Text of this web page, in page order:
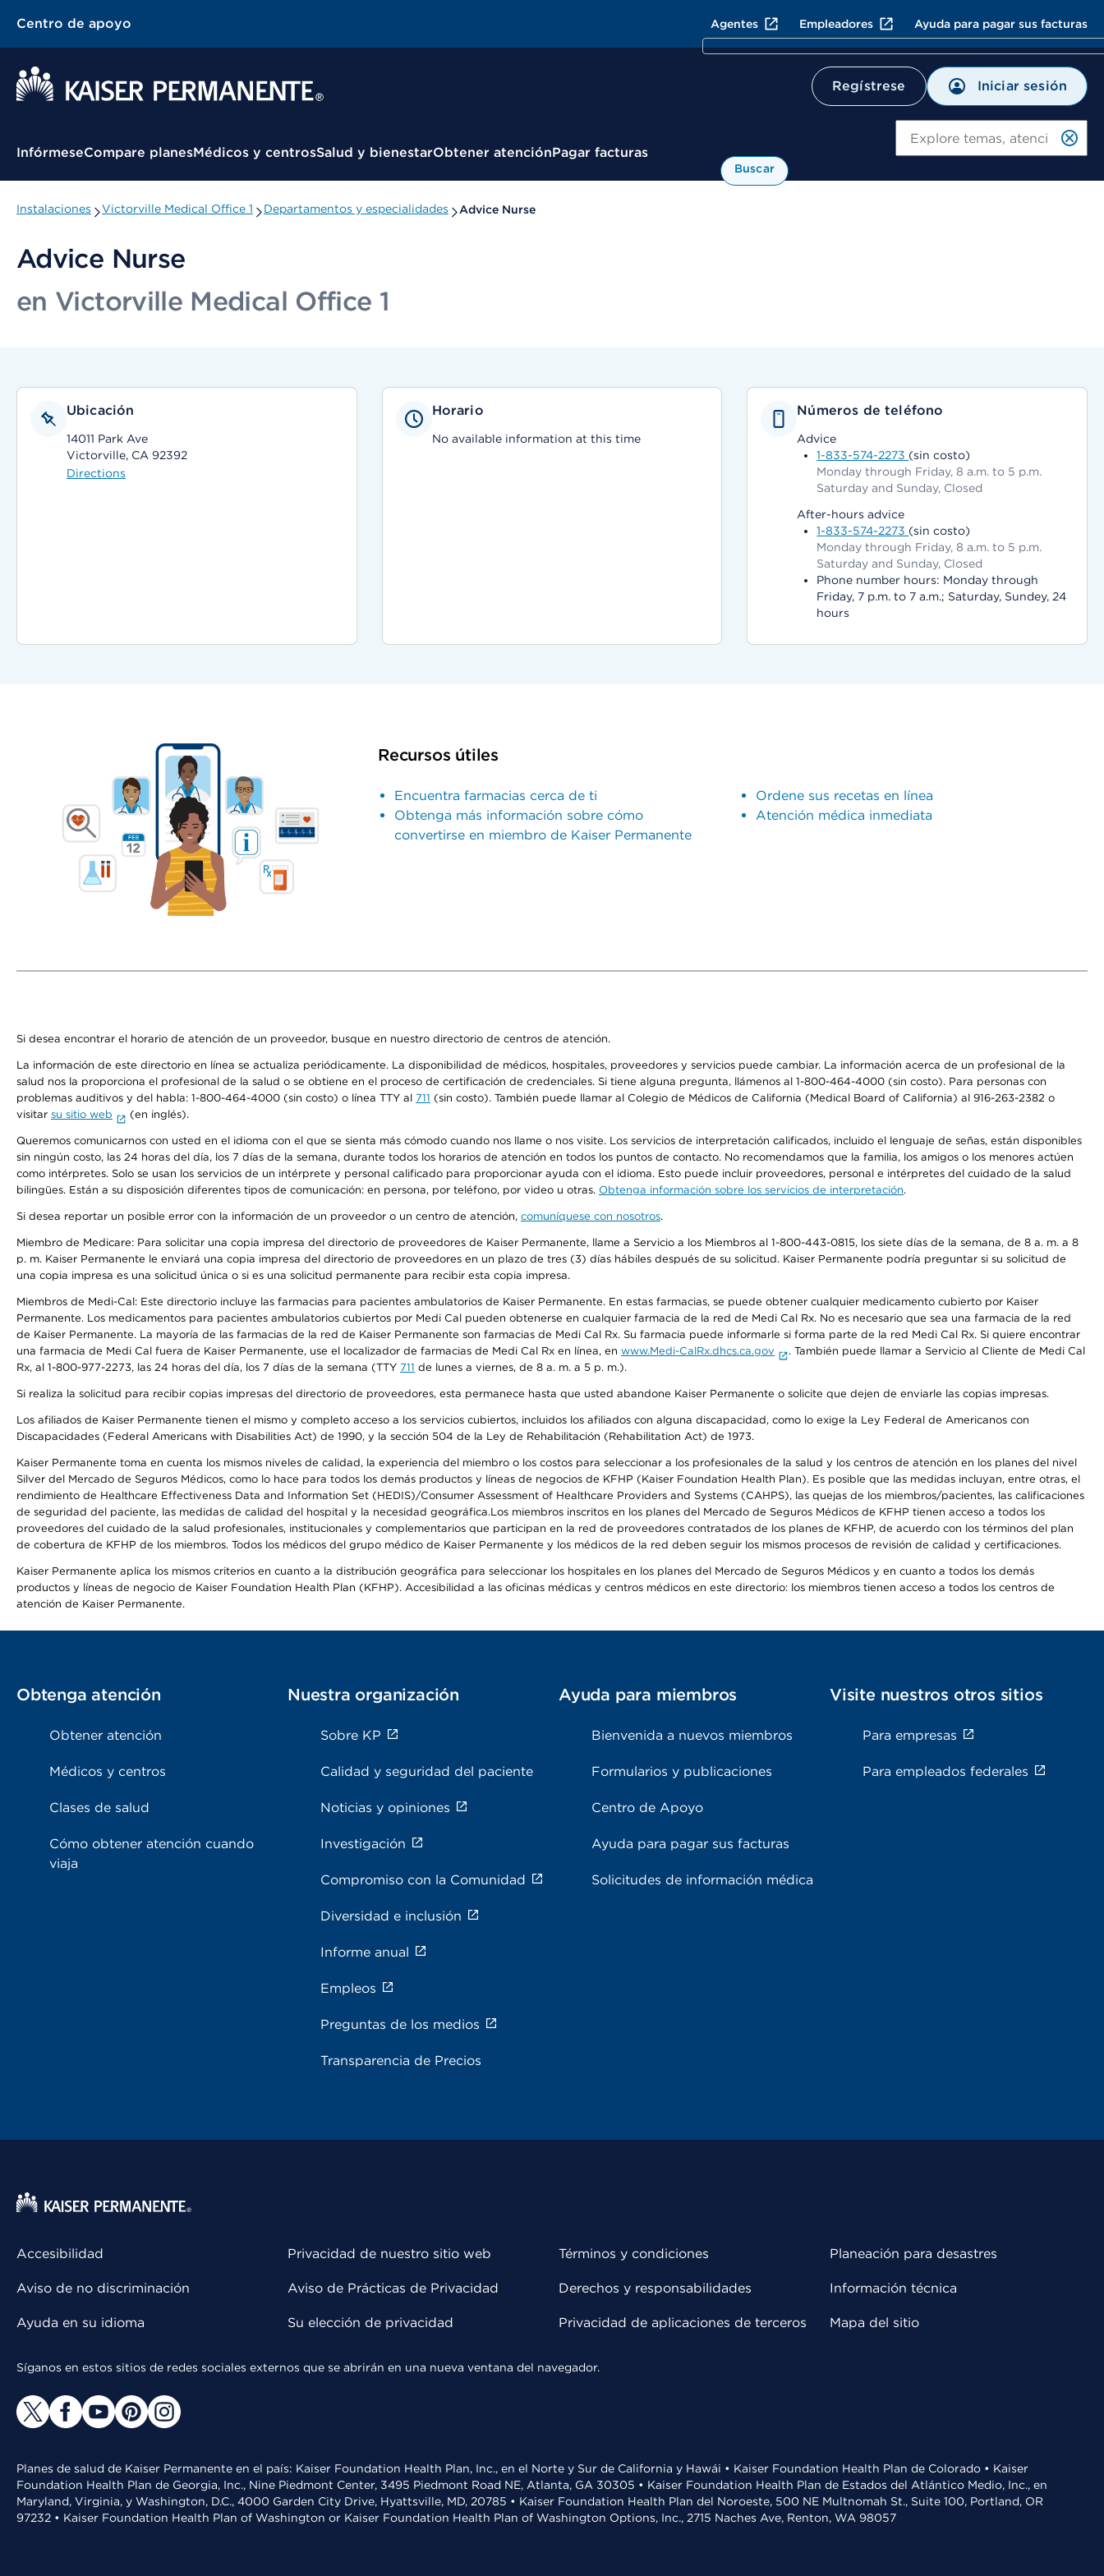
Centro de apoyo Agentes Empleadores Ayuda para pagar sus facturas
Regístrese Iniciar sesión
Menú contextual
InfórmeseCompare planesMédicos y centrosSalud y bienestarObtener atenciónPagar facturas
Buscar
Instalaciones Victorville Medical Office 1 Departamentos y especialidades Advice Nurse
Advice Nurse
en Victorville Medical Office 1
Ubicación
14011 Park Ave
Victorville, CA 92392
Directions
Horario
No available information at this time
Números de teléfono
Advice
1-833-574-2273 (sin costo)
Monday through Friday, 8 a.m. to 5 p.m.
Saturday and Sunday, Closed
After-hours advice
1-833-574-2273 (sin costo)
Monday through Friday, 8 a.m. to 5 p.m.
Saturday and Sunday, Closed
Phone number hours: Monday through
Friday, 7 p.m. to 7 a.m.; Saturday, Sundey, 24
hours
Recursos útiles
Encuentra farmacias cerca de ti
Obtenga más información sobre cómo
convertirse en miembro de Kaiser Permanente
Ordene sus recetas en línea
Atención médica inmediata
Si desea encontrar el horario de atención de un proveedor, busque en nuestro directorio de centros de atención.
La información de este directorio en línea se actualiza periódicamente. La disponibilidad de médicos, hospitales, proveedores y servicios puede cambiar. La información acerca de un profesional de la
salud nos la proporciona el profesional de la salud o se obtiene en el proceso de certificación de credenciales. Si tiene alguna pregunta, llámenos al 1-800-464-4000 (sin costo). Para personas con
problemas auditivos y del habla: 1-800-464-4000 (sin costo) o línea TTY al 711 (sin costo). También puede llamar al Colegio de Médicos de California (Medical Board of California) al 916-263-2382 o
visitar su sitio web (en inglés).
Queremos comunicarnos con usted en el idioma con el que se sienta más cómodo cuando nos llame o nos visite. Los servicios de interpretación calificados, incluido el lenguaje de señas, están disponibles
sin ningún costo, las 24 horas del día, los 7 días de la semana, durante todos los horarios de atención en todos los puntos de contacto. No recomendamos que la familia, los amigos o los menores actúen
como intérpretes. Solo se usan los servicios de un intérprete y personal calificado para proporcionar ayuda con el idioma. Esto puede incluir proveedores, personal e intérpretes del cuidado de la salud
bilingües. Están a su disposición diferentes tipos de comunicación: en persona, por teléfono, por video u otras. Obtenga información sobre los servicios de interpretación.
Si desea reportar un posible error con la información de un proveedor o un centro de atención, comuníquese con nosotros.
Miembro de Medicare: Para solicitar una copia impresa del directorio de proveedores de Kaiser Permanente, llame a Servicio a los Miembros al 1-800-443-0815, los siete días de la semana, de 8 a. m. a 8
p. m. Kaiser Permanente le enviará una copia impresa del directorio de proveedores en un plazo de tres (3) días hábiles después de su solicitud. Kaiser Permanente podría preguntar si su solicitud de
una copia impresa es una solicitud única o si es una solicitud permanente para recibir esta copia impresa.
Miembros de Medi-Cal: Este directorio incluye las farmacias para pacientes ambulatorios de Kaiser Permanente. En estas farmacias, se puede obtener cualquier medicamento cubierto por Kaiser
Permanente. Los medicamentos para pacientes ambulatorios cubiertos por Medi Cal pueden obtenerse en cualquier farmacia de la red de Medi Cal Rx. No es necesario que sea una farmacia de la red
de Kaiser Permanente. La mayoría de las farmacias de la red de Kaiser Permanente son farmacias de Medi Cal Rx. Su farmacia puede informarle si forma parte de la red Medi Cal Rx. Si quiere encontrar
una farmacia de Medi Cal fuera de Kaiser Permanente, use el localizador de farmacias de Medi Cal Rx en línea, en www.Medi-CalRx.dhcs.ca.gov
. También puede llamar a Servicio al Cliente de Medi Cal
Rx, al 1-800-977-2273, las 24 horas del día, los 7 días de la semana (TTY 711 de lunes a viernes, de 8 a. m. a 5 p. m.).
Si realiza la solicitud para recibir copias impresas del directorio de proveedores, esta permanece hasta que usted abandone Kaiser Permanente o solicite que dejen de enviarle las copias impresas.
Los afiliados de Kaiser Permanente tienen el mismo y completo acceso a los servicios cubiertos, incluidos los afiliados con alguna discapacidad, como lo exige la Ley Federal de Americanos con
Discapacidades (Federal Americans with Disabilities Act) de 1990, y la sección 504 de la Ley de Rehabilitación (Rehabilitation Act) de 1973.
Kaiser Permanente toma en cuenta los mismos niveles de calidad, la experiencia del miembro o los costos para seleccionar a los profesionales de la salud y los centros de atención en los planes del nivel
Silver del Mercado de Seguros Médicos, como lo hace para todos los demás productos y líneas de negocios de KFHP (Kaiser Foundation Health Plan). Es posible que las medidas incluyan, entre otras, el
rendimiento de Healthcare Effectiveness Data and Information Set (HEDIS)/Consumer Assessment of Healthcare Providers and Systems (CAHPS), las quejas de los miembros/pacientes, las calificaciones
de seguridad del paciente, las medidas de calidad del hospital y la necesidad geográfica.Los miembros inscritos en los planes del Mercado de Seguros Médicos de KFHP tienen acceso a todos los
proveedores del cuidado de la salud profesionales, institucionales y complementarios que participan en la red de proveedores contratados de los planes de KFHP, de acuerdo con los términos del plan
de cobertura de KFHP de los miembros. Todos los médicos del grupo médico de Kaiser Permanente y los médicos de la red deben seguir los mismos procesos de revisión de calidad y certificaciones.
Kaiser Permanente aplica los mismos criterios en cuanto a la distribución geográfica para seleccionar los hospitales en los planes del Mercado de Seguros Médicos y en cuanto a todos los demás
productos y líneas de negocio de Kaiser Foundation Health Plan (KFHP). Accesibilidad a las oficinas médicas y centros médicos en este directorio: los miembros tienen acceso a todos los centros de
atención de Kaiser Permanente.
Obtenga atención
Obtener atención
Médicos y centros
Clases de salud
Cómo obtener atención cuando
viaja
Nuestra organización
Sobre KP
Calidad y seguridad del paciente
Noticias y opiniones
Investigación
Compromiso con la Comunidad
Diversidad e inclusión
Informe anual
Empleos
Preguntas de los medios
Transparencia de Precios
Ayuda para miembros
Bienvenida a nuevos miembros
Formularios y publicaciones
Centro de Apoyo
Ayuda para pagar sus facturas
Solicitudes de información médica
Visite nuestros otros sitios
Para empresas
Para empleados federales
Accesibilidad
Aviso de no discriminación
Ayuda en su idioma
Privacidad de nuestro sitio web
Aviso de Prácticas de Privacidad
Su elección de privacidad
Términos y condiciones
Derechos y responsabilidades
Privacidad de aplicaciones de terceros
Planeación para desastres
Información técnica
Mapa del sitio
Síganos en estos sitios de redes sociales externos que se abrirán en una nueva ventana del navegador.
Planes de salud de Kaiser Permanente en el país: Kaiser Foundation Health Plan, Inc., en el Norte y Sur de California y Hawái • Kaiser Foundation Health Plan de Colorado • Kaiser
Foundation Health Plan de Georgia, Inc., Nine Piedmont Center, 3495 Piedmont Road NE, Atlanta, GA 30305 • Kaiser Foundation Health Plan de Estados del Atlántico Medio, Inc., en
Maryland, Virginia, y Washington, D.C., 4000 Garden City Drive, Hyattsville, MD, 20785 • Kaiser Foundation Health Plan del Noroeste, 500 NE Multnomah St., Suite 100, Portland, OR
97232 • Kaiser Foundation Health Plan of Washington or Kaiser Foundation Health Plan of Washington Options, Inc., 2715 Naches Ave, Renton, WA 98057